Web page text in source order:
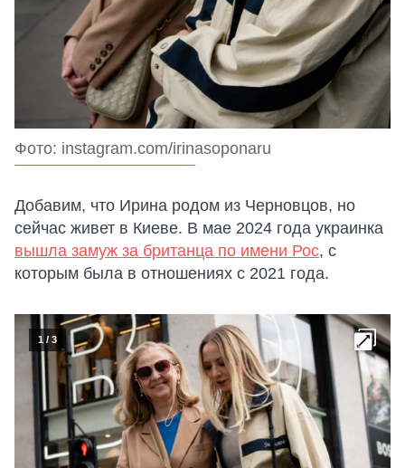
Фото: instagram.com/irinasoponaru
Добавим, что Ирина родом из Черновцов, но
сейчас живет в Киеве. В мае 2024 года украинка
вышла замуж за британца по имени Рос, с
которым была в отношениях с 2021 года.
1 / 3